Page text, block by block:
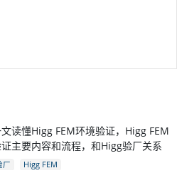
读懂Higg FEM环境验证，Higg FEM
主要内容和流程，和Higg验厂关系
厂 Higg FEM